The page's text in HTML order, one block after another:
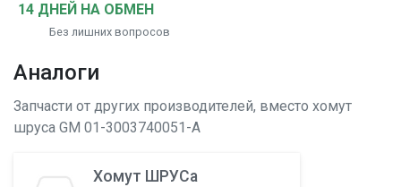
14 ДНЕЙ НА ОБМЕН
Без лишних вопросов
Аналоги
Запчасти от других производителей, вместо хомут
шруса GM 01-3003740051-A
Хомут ШРУСа